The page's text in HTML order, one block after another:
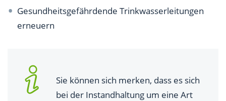
Gesundheitsgefährdende Trinkwasserleitungen
erneuern
Sie können sich merken, dass es sich
bei der Instandhaltung um eine Art